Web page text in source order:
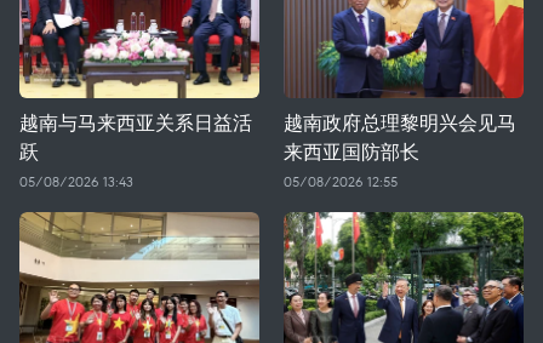
越南与马来西亚关系日益活
跃
05/08/2026 13:43
越南政府总理黎明兴会见马
来西亚国防部长
05/08/2026 12:55